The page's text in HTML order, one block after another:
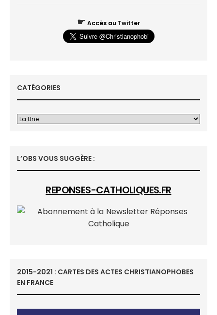
☛ Accès au Twitter
CATÉGORIES
L’OBS VOUS SUGGÈRE :
REPONSES-CATHOLIQUES.FR
2015-2021 : CARTES DES ACTES CHRISTIANOPHOBES
EN FRANCE